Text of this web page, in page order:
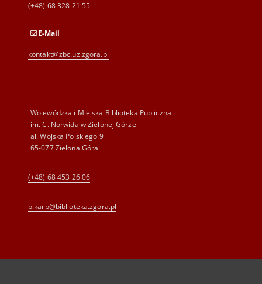
(+48) 68 328 21 55
E-Mail
kontakt@zbc.uz.zgora.pl
Wojewódzka i Miejska Biblioteka Publiczna
im. C. Norwida w Zielonej Górze
al. Wojska Polskiego 9
65-077 Zielona Góra
(+48) 68 453 26 06
p.karp@biblioteka.zgora.pl